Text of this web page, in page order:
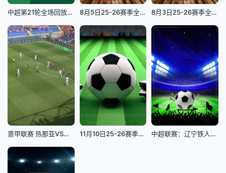
中超第21轮全场回放：北京国安vs浙江俱乐部绿城 8月5日25-26赛季全国青年篮球联赛 浙江稠州银行67VS85龙狮青年 8月3日25-26赛季全国青年篮球联赛 北京首钢69VS62四川锦城
意甲联赛 热那亚VS萨索洛 20240512 11月10日25-26赛季英超联赛 阿斯顿维拉VS伯恩茅斯 中超联赛：辽宁铁人楠波湾VS上海申花20260802